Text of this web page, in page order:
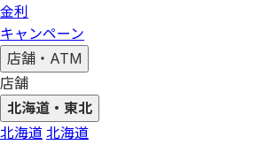
金利
キャンペーン
店舗・ATM
店舗
北海道・東北
北海道 北海道